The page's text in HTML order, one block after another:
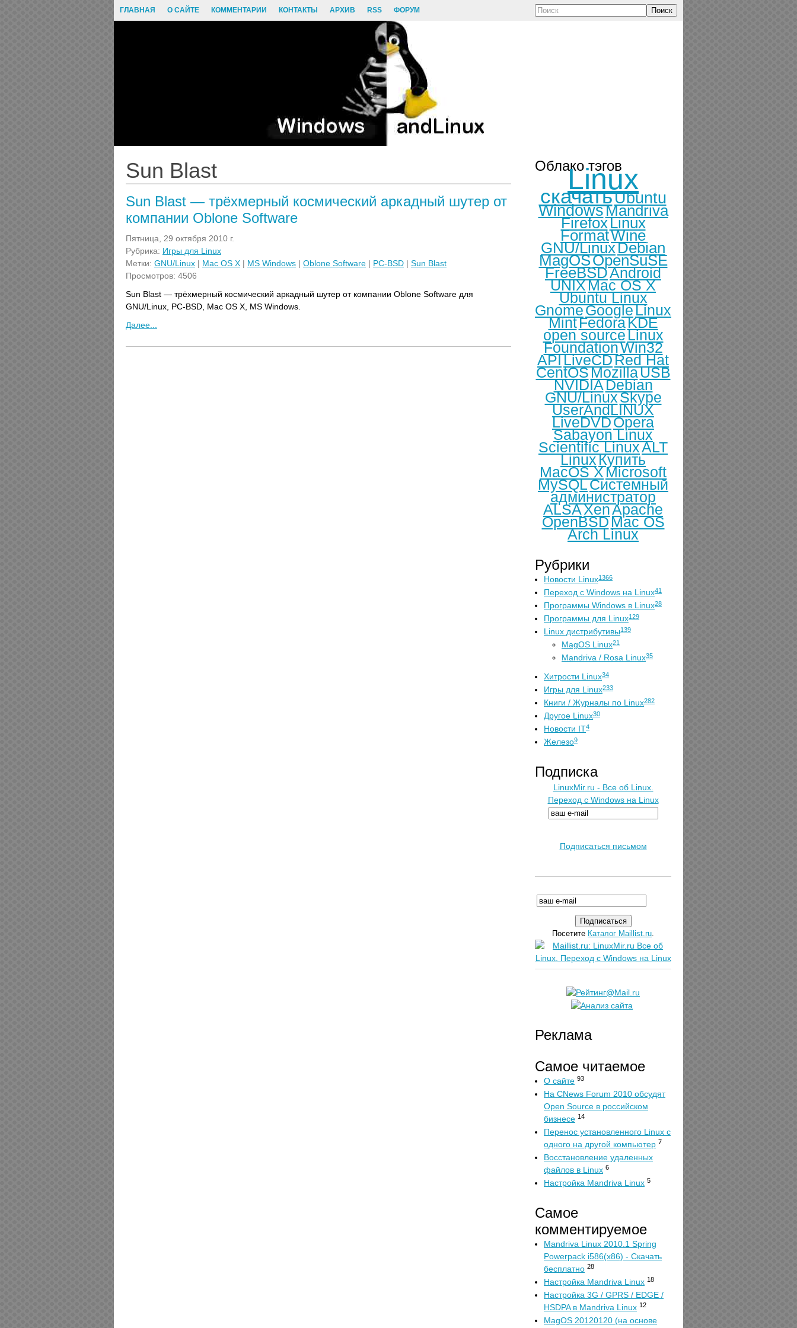
ГЛАВНАЯ О САЙТЕ КОММЕНТАРИИ КОНТАКТЫ АРХИВ RSS ФОРУМ Поиск
Sun Blast
Sun Blast — трёхмерный космический аркадный шутер от
компании Oblone Software
Пятница, 29 октября 2010 г.
Рубрика: Игры для Linux
Метки: GNU/Linux | Mac OS X | MS Windows | Oblone Software | PC-BSD | Sun Blast
Просмотров: 4506
Sun Blast — трёхмерный космический аркадный шутер от компании Oblone Software для
GNU/Linux, PC-BSD, Mac OS X, MS Windows.
Далее...
Облако тэгов
Linux
скачатьUbuntu
WindowsMandriva
FirefoxLinux
FormatWine
GNU/LinuxDebian
MagOSOpenSuSE
FreeBSDAndroid
UNIXMac OS X
Ubuntu Linux
GnomeGoogleLinux
MintFedoraKDE
open sourceLinux
FoundationWin32
APILiveCDRed Hat
CentOSMozillaUSB
NVIDIADebian
GNU/LinuxSkype
UserAndLINUX
LiveDVDOpera
Sabayon Linux
Scientific LinuxALT
LinuxКупить
MacOS XMicrosoft
MySQLСистемный
администратор
ALSAXenApache
OpenBSD Mac OS
Arch Linux
Рубрики
Новости Linux1366
Переход с Windows на Linux41
Программы Windows в Linux28
Программы для Linux129
Linux дистрибутивы139
MagOS Linux21
Mandriva / Rosa Linux35
Хитрости Linux34
Игры для Linux233
Книги / Журналы по Linux282
Другое Linux30
Новости IT4
Железо9
Подписка
LinuxMir.ru - Все об Linux.
Переход с Windows на Linux
Подписаться письмом
Посетите Каталог Maillist.ru.
Реклама
Самое читаемое
О сайте 93
На CNews Forum 2010 обсудят
Open Source в российском
бизнесе 14
Перенос установленного Linux с
одного на другой компьютер 7
Восстановление удаленных
файлов в Linux 6
Настройка Mandriva Linux 5
Самое
комментируемое
Mandriva Linux 2010.1 Spring
Powerpack i586(x86) - Скачать
бесплатно 28
Настройка Mandriva Linux 18
Настройка 3G / GPRS / EDGE /
HSDPA в Mandriva Linux 12
MagOS 20120120 (на основе